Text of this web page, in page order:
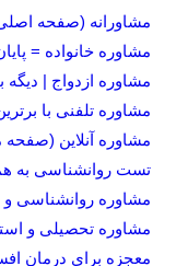
مشاورانه (صفحه
مشاوره خانواده =
مشاوره ازدواج | دیگه
مشاوره تلفنی با
مشاوره آنلاین
تست روانشناسی به
مشاوره روانشناسی
مشاوره تحصیلی و
معجزه برای درمان